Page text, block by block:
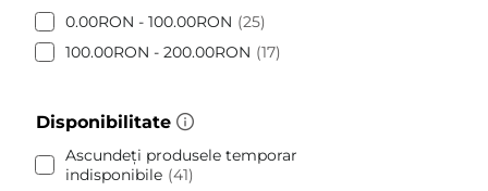
0.00RON - 100.00RON
25
100.00RON - 200.00RON
17
Disponibilitate
Ascundeți produsele temporar
indisponibile 41